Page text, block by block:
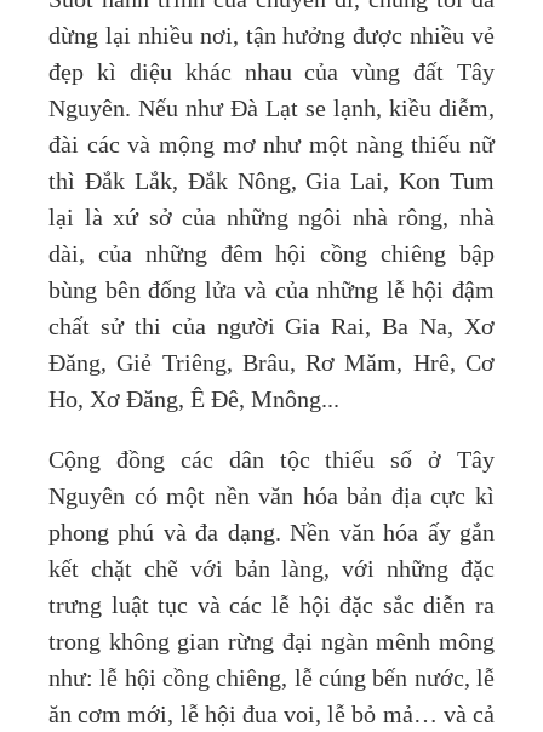
dừng lại nhiều nơi, tận hưởng được nhiều vẻ
đẹp kì diệu khác nhau của vùng đất Tây
Nguyên. Nếu như Đà Lạt se lạnh, kiều diễm,
đài các và mộng mơ như một nàng thiếu nữ
thì Đắk Lắk, Đắk Nông, Gia Lai, Kon Tum
lại là xứ sở của những ngôi nhà rông, nhà
dài, của những đêm hội cồng chiêng bập
bùng bên đống lửa và của những lễ hội đậm
chất sử thi của người Gia Rai, Ba Na, Xơ
Đăng, Giẻ Triêng, Brâu, Rơ Măm, Hrê, Cơ
Ho, Xơ Đăng, Ê Đê, Mnông...
Cộng đồng các dân tộc thiểu số ở Tây
Nguyên có một nền văn hóa bản địa cực kì
phong phú và đa dạng. Nền văn hóa ấy gắn
kết chặt chẽ với bản làng, với những đặc
trưng luật tục và các lễ hội đặc sắc diễn ra
trong không gian rừng đại ngàn mênh mông
như: lễ hội cồng chiêng, lễ cúng bến nước, lễ
ăn cơm mới, lễ hội đua voi, lễ bỏ mả… và cả